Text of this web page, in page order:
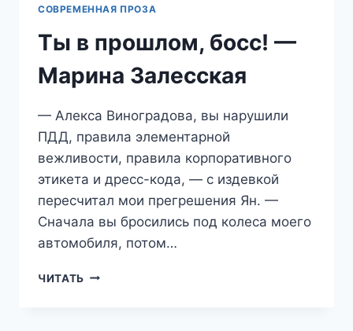
СОВРЕМЕННАЯ ПРОЗА
Ты в прошлом, босс! —
Марина Залесская
— Алекса Виноградова, вы нарушили
ПДД, правила элементарной
вежливости, правила корпоративного
этикета и дресс-кода, — с издевкой
пересчитал мои прегрешения Ян. —
Сначала вы бросились под колеса моего
автомобиля, потом…
ЧИТАТЬ ТЫ